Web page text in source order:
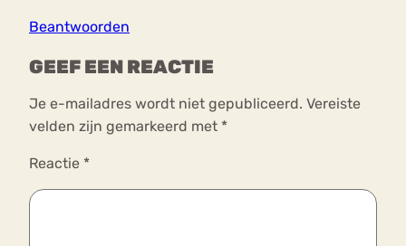
Beantwoorden
GEEF EEN REACTIE
Je e-mailadres wordt niet gepubliceerd. Vereiste
velden zijn gemarkeerd met *
Reactie *